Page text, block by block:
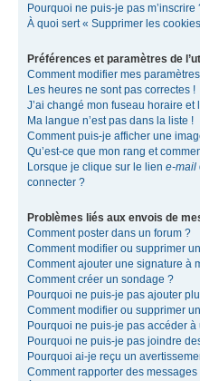
Pourquoi ne puis-je pas m’inscrire
À quoi sert « Supprimer les
Préférences et paramètres de
Comment modifier mes
Les heures ne sont pas correctes !
J’ai changé mon fuseau horaire et
Ma langue n’est pas dans la liste !
Comment puis-je afficher une
Qu’est-ce que mon rang et
Lorsque je clique sur le lien e-mail
connecter ?
Problèmes liés aux envois de
Comment poster dans un forum ?
Comment modifier ou supprimer
Comment ajouter une signature à
Comment créer un sondage ?
Pourquoi ne puis-je pas ajouter
Comment modifier ou supprimer
Pourquoi ne puis-je pas accéder à
Pourquoi ne puis-je pas joindre
Pourquoi ai-je reçu un
Comment rapporter des